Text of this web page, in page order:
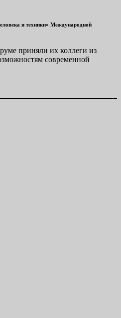
и техники» Международной
приняли их коллеги из
современной